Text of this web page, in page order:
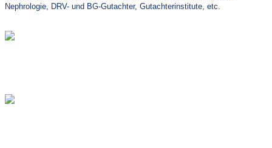
Nephrologie, DRV- und BG-Gutachter, Gutachterinstitute, etc.